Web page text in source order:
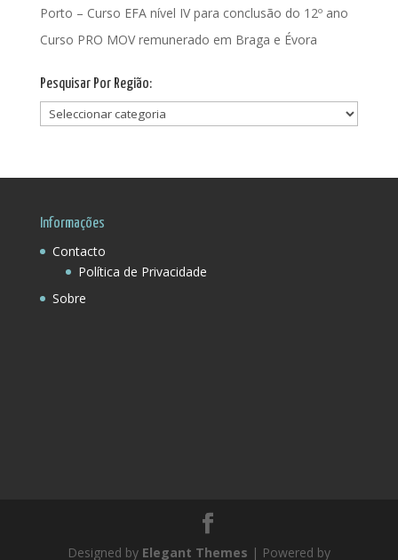
Porto – Curso EFA nível IV para conclusão do 12º ano
Curso PRO MOV remunerado em Braga e Évora
Pesquisar Por Região:
Pesquisar
Por
Informações
Contacto
Política de Privacidade
Sobre
Designed by Elegant Themes | Powered by